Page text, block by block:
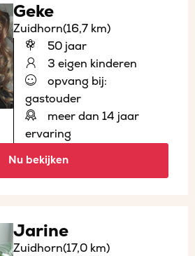
Geke
Zuidhorn(16,7 km)
50 jaar
3 eigen kinderen
opvang bij:
gastouder
meer dan 14 jaar
ervaring
Nu bekijken
Jarine
Zuidhorn(17,0 km)